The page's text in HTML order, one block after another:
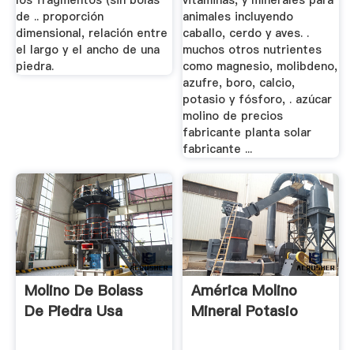
de .. proporción
dimensional, relación entre
el largo y el ancho de una
piedra.
animales incluyendo
caballo, cerdo y aves. .
muchos otros nutrientes
como magnesio, molibdeno,
azufre, boro, calcio,
potasio y fósforo, . azúcar
molino de precios
fabricante planta solar
fabricante ...
Molino De Bolass
De Piedra Usa
América Molino
Mineral Potasio